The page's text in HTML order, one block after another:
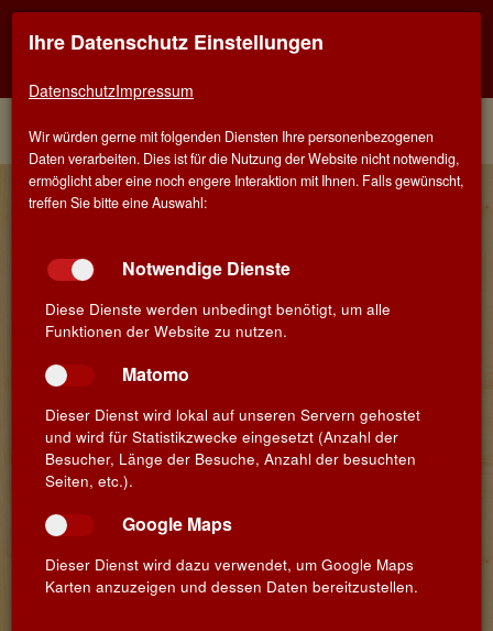
Home Winzer
Cantina Colli Morenici - Paolo
Die Genossenschaft Cantina Colli Morenici befindet sich in Ponti
gelegen. Die Weinberge in dieser hügeligen Landschaft, der 'Colli
Mantovani' sind mit einer eigenen Garda DOC gekrönt. Denn das
und Klima ist für den Weinbau optimal geeignet.
Seit der Gründung 1959 arbeiten die Genossen der Cantina Colli
Morenici mit Leidenschaft und Einsatzfreude, um eine hohe
Qualität ihrer Weine zu erreichen. Unterstützt von strengen
Kontrollen mit einer ständigen Modernisierungsstrategie
Custoza, Chiaretto, Chardonnay und Pinot Grigio von bester
wider. Durch ihre Eleganz und Modernität sind sie gut mit
verschiedenen Speisen kombinierbar. Wir haben sehr lange nach
Ihre Datenschutz Einstellungen
DatenschutzImpressum
Wir würden gerne mit folgenden Diensten Ihre personenbezogenen
Daten verarbeiten. Dies ist für die Nutzung der Website nicht notwendig,
ermöglicht aber eine noch engere Interaktion mit Ihnen. Falls gewünscht,
treffen Sie bitte eine Auswahl:
Notwendige Dienste
Diese Dienste werden unbedingt benötigt, um alle
Funktionen der Website zu nutzen.
Matomo
Dieser Dienst wird lokal auf unseren Servern gehostet
und wird für Statistikzwecke eingesetzt (Anzahl der
Besucher, Länge der Besuche, Anzahl der besuchten
Seiten, etc.).
Google Maps
Dieser Dienst wird dazu verwendet, um Google Maps
Karten anzuzeigen und dessen Daten bereitzustellen.